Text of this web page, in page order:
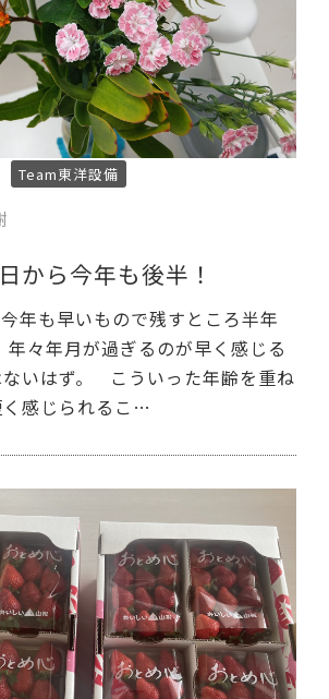
Team東洋設備
から今年も後半！
年も早いもので残すところ半年
年々年月が過ぎるのが早く感じる
いはず。 こういった年齢を重ね
感じられるこ…